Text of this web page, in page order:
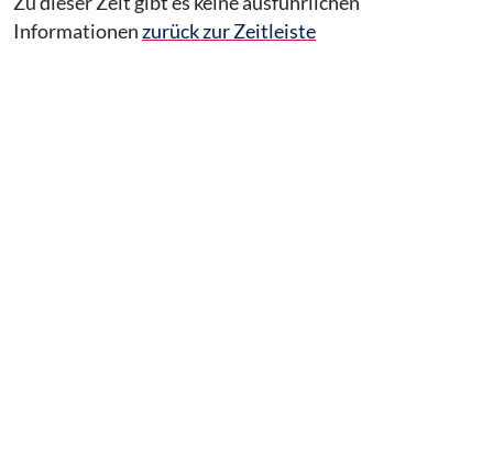
Informationenzurück zur Zeitleiste